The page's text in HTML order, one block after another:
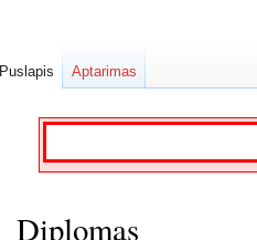
Diplomas
Puslapis Aptarimas